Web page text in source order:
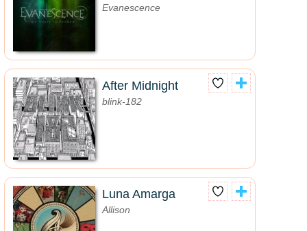
Evanescence
After Midnight
blink-182
Luna Amarga
Allison